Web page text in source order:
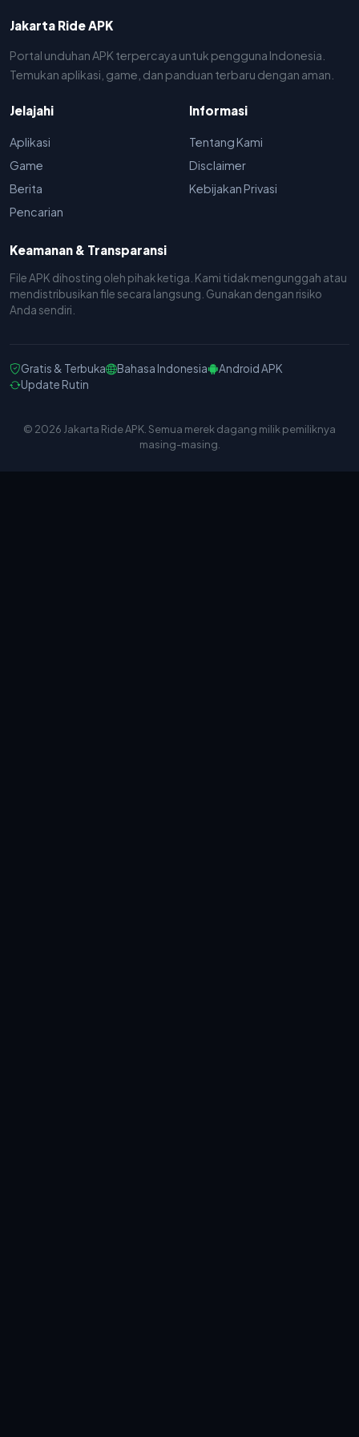
Jakarta Ride APK
Portal unduhan APK terpercaya untuk pengguna Indonesia.
Temukan aplikasi, game, dan panduan terbaru dengan aman.
Jelajahi
Aplikasi
Game
Berita
Pencarian
Informasi
Tentang Kami
Disclaimer
Kebijakan Privasi
Keamanan & Transparansi
File APK dihosting oleh pihak ketiga. Kami tidak mengunggah atau
mendistribusikan file secara langsung. Gunakan dengan risiko
Anda sendiri.
Gratis & Terbuka Bahasa Indonesia
Android APK
Update Rutin
© 2026 Jakarta Ride APK. Semua merek dagang milik pemiliknya
masing-masing.